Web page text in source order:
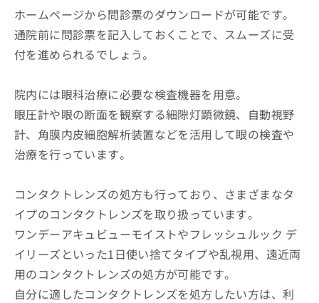
ホームページから問診票のダウンロードが可能です。
通院前に問診票を記入しておくことで、スムーズに受
付を進められるでしょう。
院内には眼科治療に必要な検査機器を用意。
眼圧計や眼の断面を観察する細隙灯顕微鏡、自動視野
計、角膜内皮細胞解析装置などを活用して眼の検査や
治療を行っています。
コンタクトレンズの処方も行っており、さまざまなタ
イプのコンタクトレンズを取り扱っています。
ワンデーアキュビューモイストやフレッシュルック デ
イリーズといった1日使い捨てタイプや乱視用、遠近両
用のコンタクトレンズの処方が可能です。
自分に適したコンタクトレンズを処方したい方は、利